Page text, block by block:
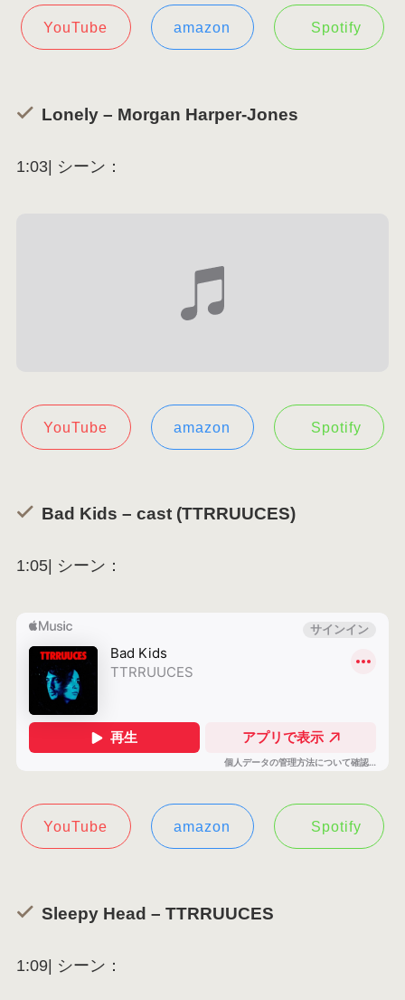
YouTube amazon Spotify
Lonely – Morgan Harper-Jones
1:03| シーン：
YouTube amazon Spotify
Bad Kids – cast (TTRRUUCES)
1:05| シーン：
YouTube amazon Spotify
Sleepy Head – TTRRUUCES
1:09| シーン：